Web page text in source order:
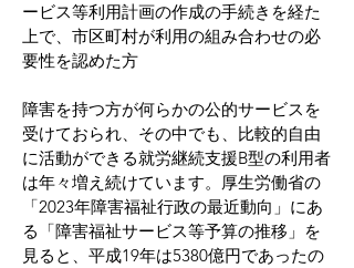
ービス等利用計画の作成の手続きを経た
上で、市区町村が利用の組み合わせの必
要性を認めた方
障害を持つ方が何らかの公的サービスを
受けておられ、その中でも、比較的自由
に活動ができる就労継続支援B型の利用者
は年々増え続けています。厚生労働省の
「2023年障害福祉行政の最近動向」にあ
る「障害福祉サービス等予算の推移」を
見ると、平成19年は5380億円であったの